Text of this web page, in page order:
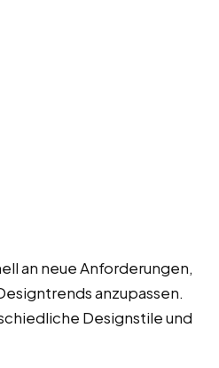
an neue Anforderungen,
anzupassen.
Designstile und